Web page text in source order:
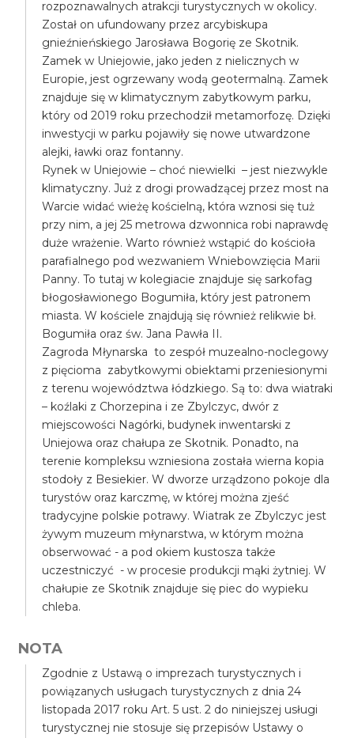
rozpoznawalnych atrakcji turystycznych w okolicy.
Został on ufundowany przez arcybiskupa
gnieźnieńskiego Jarosława Bogorię ze Skotnik.
Zamek w Uniejowie, jako jeden z nielicznych w
Europie, jest ogrzewany wodą geotermalną. Zamek
znajduje się w klimatycznym zabytkowym parku,
który od 2019 roku przechodził metamorfozę. Dzięki
inwestycji w parku pojawiły się nowe utwardzone
alejki, ławki oraz fontanny.
Rynek w Uniejowie – choć niewielki – jest niezwykle
klimatyczny. Już z drogi prowadzącej przez most na
Warcie widać wieżę kościelną, która wznosi się tuż
przy nim, a jej 25 metrowa dzwonnica robi naprawdę
duże wrażenie. Warto również wstąpić do kościoła
parafialnego pod wezwaniem Wniebowzięcia Marii
Panny. To tutaj w kolegiacie znajduje się sarkofag
błogosławionego Bogumiła, który jest patronem
miasta. W kościele znajdują się również relikwie bł.
Bogumiła oraz św. Jana Pawła II.
Zagroda Młynarska to zespół muzealno-noclegowy
z pięcioma zabytkowymi obiektami przeniesionymi
z terenu województwa łódzkiego. Są to: dwa wiatraki
– koźlaki z Chorzepina i ze Zbylczyc, dwór z
miejscowości Nagórki, budynek inwentarski z
Uniejowa oraz chałupa ze Skotnik. Ponadto, na
terenie kompleksu wzniesiona została wierna kopia
stodoły z Besiekier. W dworze urządzono pokoje dla
turystów oraz karczmę, w której można zjeść
tradycyjne polskie potrawy. Wiatrak ze Zbylczyc jest
żywym muzeum młynarstwa, w którym można
obserwować - a pod okiem kustosza także
uczestniczyć - w procesie produkcji mąki żytniej. W
chałupie ze Skotnik znajduje się piec do wypieku
chleba.
NOTA
Zgodnie z Ustawą o imprezach turystycznych i
powiązanych usługach turystycznych z dnia 24
listopada 2017 roku Art. 5 ust. 2 do niniejszej usługi
turystycznej nie stosuje się przepisów Ustawy o